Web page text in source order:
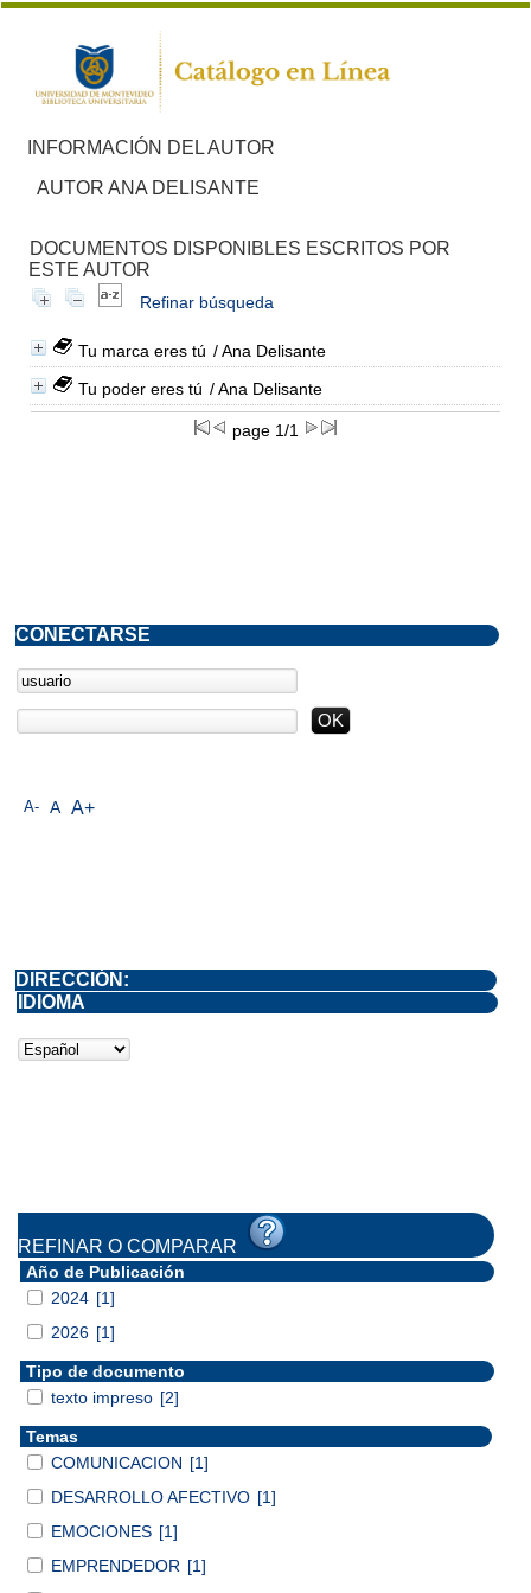
INFORMACIÓN DEL AUTOR
AUTOR ANA DELISANTE
DOCUMENTOS DISPONIBLES ESCRITOS POR
ESTE AUTOR
Refinar búsqueda
Tu marca eres tú / Ana Delisante
Tu poder eres tú / Ana Delisante
page 1/1
A- A A+
CONECTARSE
DIRECCIÓN:
IDIOMA
REFINAR O COMPARAR
Año de Publicación
2024 [1]
2026 [1]
Tipo de documento
texto impreso [2]
Temas
COMUNICACION [1]
DESARROLLO AFECTIVO [1]
EMOCIONES [1]
EMPRENDEDOR [1]